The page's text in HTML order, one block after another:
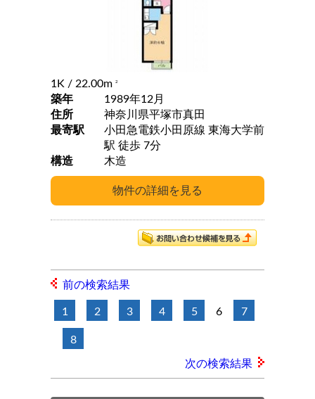
1K / 22.00m 2
築年
1989年12月
住所
神奈川県平塚市真田
最寄駅
小田急電鉄小田原線 東海大学前
駅 徒歩 7分
構造
木造
前の検索結果
1 2 3 4 5 6 7
8
次の検索結果